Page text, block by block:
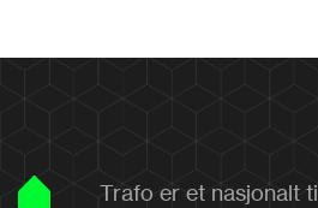
Trafo er et nasjonalt